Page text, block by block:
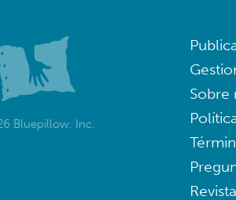
Bluepillow, Inc.
Sobre